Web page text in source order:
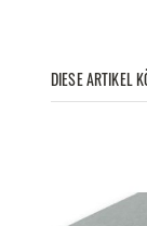
DIESE ARTIKEL